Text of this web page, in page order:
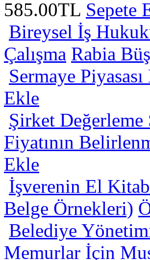
585.00TL Sepete
Bireysel İş
Çalışma Rabia
Sermaye
Ekle
Şirket
Fiyatının
Ekle
İşverenin El
Belge Örnekleri)
Belediye
Memurlar İçin